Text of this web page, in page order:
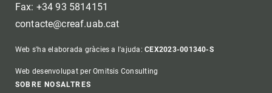
Fax: +34 93 5814151
contacte@creaf.uab.cat
Web s'ha elaborada gràcies a l'ajuda:CEX2023-001340-S
Web desenvolupat per Omitsis Consulting
SOBRE NOSALTRES